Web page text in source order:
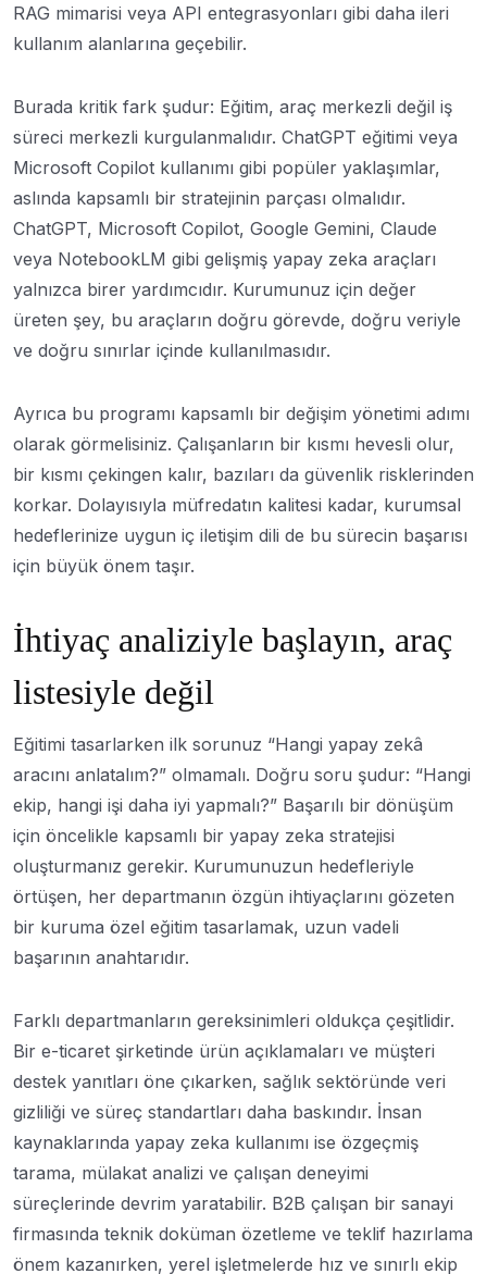
RAG mimarisi veya API entegrasyonları gibi daha ileri
kullanım alanlarına geçebilir.
Burada kritik fark şudur: Eğitim, araç merkezli değil iş
süreci merkezli kurgulanmalıdır. ChatGPT eğitimi veya
Microsoft Copilot kullanımı gibi popüler yaklaşımlar,
aslında kapsamlı bir stratejinin parçası olmalıdır.
ChatGPT, Microsoft Copilot, Google Gemini, Claude
veya NotebookLM gibi gelişmiş yapay zeka araçları
yalnızca birer yardımcıdır. Kurumunuz için değer
üreten şey, bu araçların doğru görevde, doğru veriyle
ve doğru sınırlar içinde kullanılmasıdır.
Ayrıca bu programı kapsamlı bir değişim yönetimi adımı
olarak görmelisiniz. Çalışanların bir kısmı hevesli olur,
bir kısmı çekingen kalır, bazıları da güvenlik risklerinden
korkar. Dolayısıyla müfredatın kalitesi kadar, kurumsal
hedeflerinize uygun iç iletişim dili de bu sürecin başarısı
için büyük önem taşır.
İhtiyaç analiziyle başlayın, araç
listesiyle değil
Eğitimi tasarlarken ilk sorunuz “Hangi yapay zekâ
aracını anlatalım?” olmamalı. Doğru soru şudur: “Hangi
ekip, hangi işi daha iyi yapmalı?” Başarılı bir dönüşüm
için öncelikle kapsamlı bir yapay zeka stratejisi
oluşturmanız gerekir. Kurumunuzun hedefleriyle
örtüşen, her departmanın özgün ihtiyaçlarını gözeten
bir kuruma özel eğitim tasarlamak, uzun vadeli
başarının anahtarıdır.
Farklı departmanların gereksinimleri oldukça çeşitlidir.
Bir e-ticaret şirketinde ürün açıklamaları ve müşteri
destek yanıtları öne çıkarken, sağlık sektöründe veri
gizliliği ve süreç standartları daha baskındır. İnsan
kaynaklarında yapay zeka kullanımı ise özgeçmiş
tarama, mülakat analizi ve çalışan deneyimi
süreçlerinde devrim yaratabilir. B2B çalışan bir sanayi
firmasında teknik doküman özetleme ve teklif hazırlama
önem kazanırken, yerel işletmelerde hız ve sınırlı ekip